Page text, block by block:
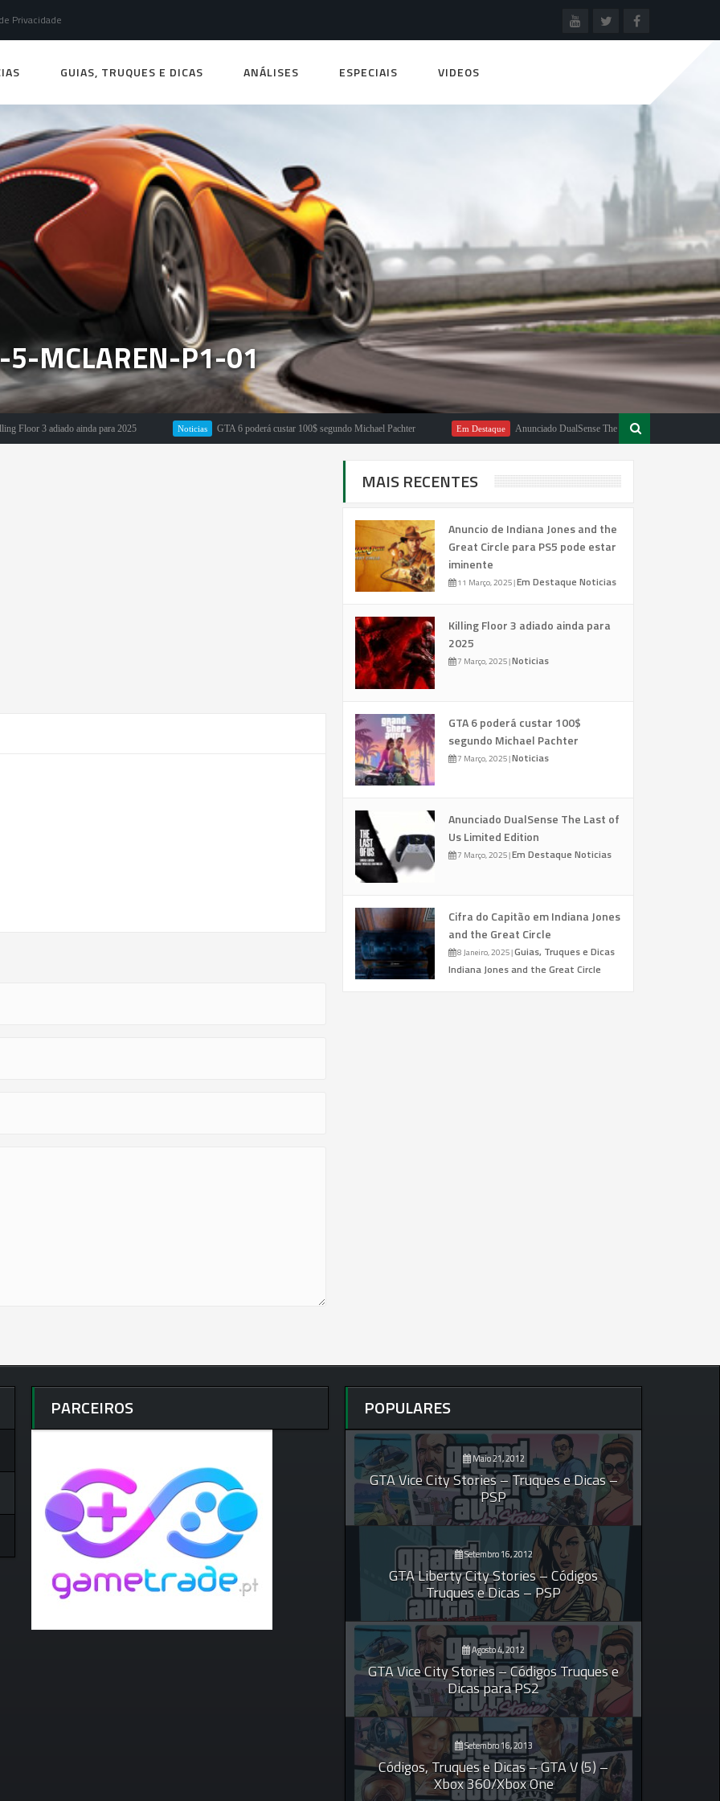
Privacidade
GUIAS, TRUQUES E DICAS ANÁLISES ESPECIAIS VIDEOS
5-MCLAREN-P1-01
3 adiado ainda para 2025 GTA 6 poderá custar 100$ segundo Michael Pachter Em Destaque Anunciado DualSense The Last of Us Limited Edition
MAIS RECENTES
Anuncio de Indiana Jones and the
Great Circle para PS5 pode estar
iminente
11 Março, 2025|Em Destaque Noticias
Killing Floor 3 adiado ainda para
2025
7 Março, 2025|Noticias
GTA 6 poderá custar 100$
segundo Michael Pachter
7 Março, 2025|Noticias
Anunciado DualSense The Last of
Us Limited Edition
7 Março, 2025|Em Destaque Noticias
Cifra do Capitão em Indiana Jones
and the Great Circle
8 Janeiro, 2025|Guias, Truques e Dicas
Indiana Jones and the Great Circle
PARCEIROS POPULARES
Maio 21, 2012
GTA Vice City Stories – Truques e Dicas –
PSP
Setembro 16, 2012
GTA Liberty City Stories – Códigos
Truques e Dicas – PSP
Agosto 4, 2012
GTA Vice City Stories – Códigos Truques e
Dicas para PS2
Setembro 16, 2013
Códigos, Truques e Dicas – GTA V (5) –
Xbox 360/Xbox One